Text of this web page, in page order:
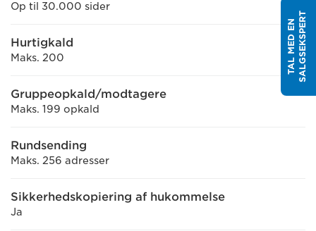
Op til 30.000 sider
Hurtigkald
Maks. 200
Gruppeopkald/modtagere
Maks. 199 opkald
Rundsending
Maks. 256 adresser
Sikkerhedskopiering af hukommelse
Ja
T
A
L
M
E
D
E
N
S
A
L
G
S
E
K
S
P
E
RT